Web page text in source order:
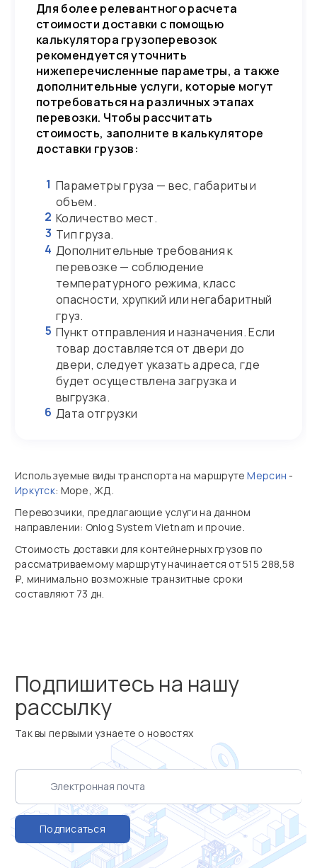
Для более релевантного расчета
стоимости доставки с помощью
калькулятора грузоперевозок
рекомендуется уточнить
нижеперечисленные параметры, а также
дополнительные услуги, которые могут
потребоваться на различных этапах
перевозки. Чтобы рассчитать
стоимость, заполните в калькуляторе
доставки грузов:
1 Параметры груза — вес, габариты и
объем.
2 Количество мест.
3 Тип груза.
4 Дополнительные требования к
перевозке — соблюдение
температурного режима, класс
опасности, хрупкий или негабаритный
груз.
5 Пункт отправления и назначения. Если
товар доставляется от двери до
двери, следует указать адреса, где
будет осуществлена загрузка и
выгрузка.
6 Дата отгрузки
Используемые виды транспорта на маршрутеМерсин -
Иркутск: Море, ЖД.
Перевозчики, предлагающие услуги на данном
направлении: Onlog System Vietnam и прочие.
Стоимость доставки для контейнерных грузов по
рассматриваемому маршруту начинается от 515 288,58
₽, минимально возможные транзитные сроки
составляют 73 дн.
Подпишитесь на нашу
рассылку
Так вы первыми узнаете о новостях
Подписаться